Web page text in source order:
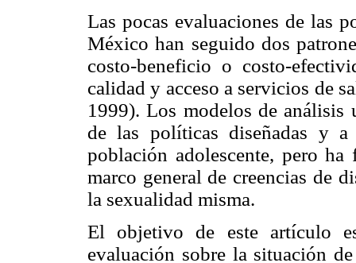
Las pocas evaluaciones de las
México han seguido dos
costo-beneficio o costo-
calidad y acceso a servicios de
1999). Los modelos de análisis
de las políticas diseñadas y
población adolescente, pero
marco general de creencias de
la sexualidad misma.
El objetivo de este artículo
evaluación sobre la situación